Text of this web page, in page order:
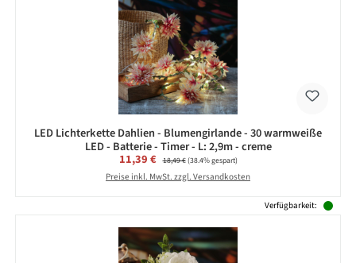
LED Lichterkette Dahlien - Blumengirlande - 30 warmweiße
LED - Batterie - Timer - L: 2,9m - creme
Verkaufspreis:
11,39 € Regulärer Preis:
18,49 €(38.4% gespart)
Preise inkl. MwSt. zzgl. Versandkosten
Verfügbarkeit: